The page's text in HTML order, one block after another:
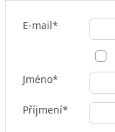
E-mail*
Jméno*
Příjmení*